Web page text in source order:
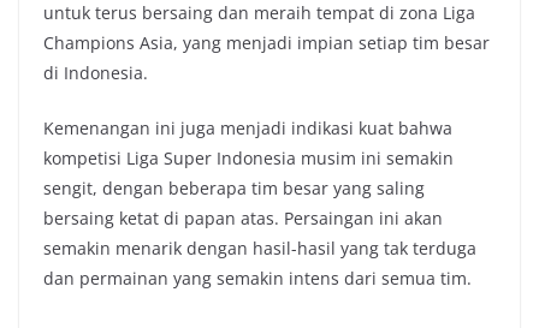
untuk terus bersaing dan meraih tempat di zona Liga
Champions Asia, yang menjadi impian setiap tim besar
di Indonesia.
Kemenangan ini juga menjadi indikasi kuat bahwa
kompetisi Liga Super Indonesia musim ini semakin
sengit, dengan beberapa tim besar yang saling
bersaing ketat di papan atas. Persaingan ini akan
semakin menarik dengan hasil-hasil yang tak terduga
dan permainan yang semakin intens dari semua tim.